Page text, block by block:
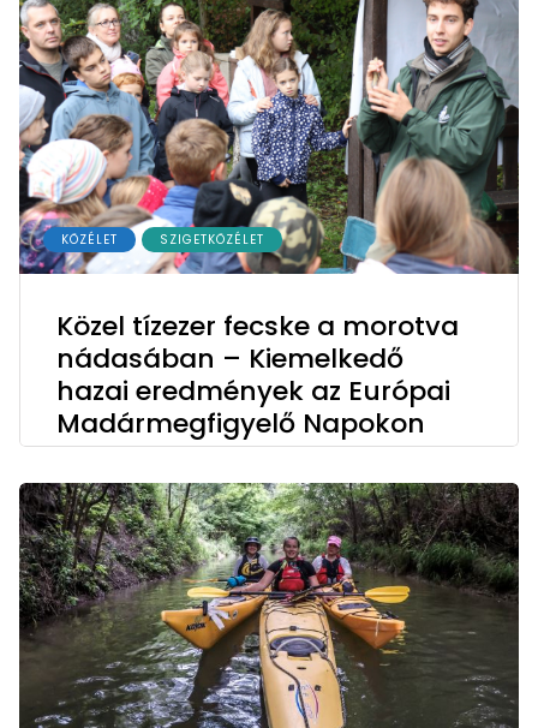
KÖZÉLET SZIGETKÖZÉLET
Közel tízezer fecske a morotva
nádasában – Kiemelkedő
hazai eredmények az Európai
Madármegfigyelő Napokon